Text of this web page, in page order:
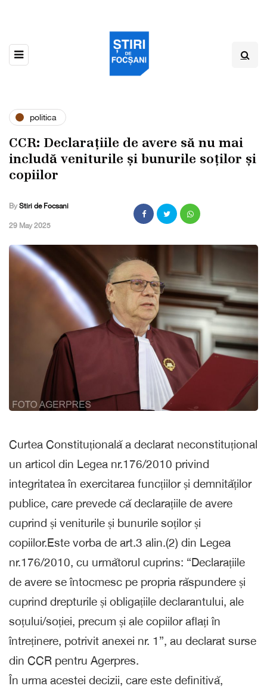
politica
CCR: Declarațiile de avere să nu mai
includă veniturile și bunurile soților și
copiilor
By Stiri de Focsani
,29 May 2025
Curtea Constituțională a declarat neconstituțional
un articol din Legea nr.176/2010 privind
integritatea în exercitarea funcțiilor și demnităților
publice, care prevede că declarațiile de avere
cuprind și veniturile și bunurile soților și
copiilor.Este vorba de art.3 alin.(2) din Legea
nr.176/2010, cu următorul cuprins: “Declarațiile
de avere se întocmesc pe propria răspundere și
cuprind drepturile și obligațiile declarantului, ale
soțului/soției, precum și ale copiilor aflați în
întreținere, potrivit anexei nr. 1”, au declarat surse
din CCR pentru Agerpres.
În urma acestei decizii, care este definitivă,